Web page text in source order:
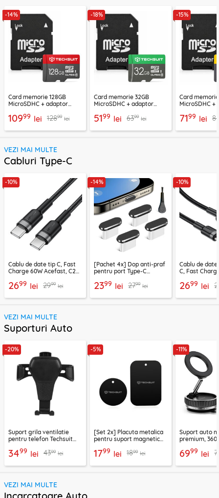
-14%
Card memorie 128GB
MicroSDHC + adaptor
10999 lei 12899 lei
-18%
Card memorie 32GB
MicroSDHC + adaptor
5199 lei 6399 lei
-15%
Card
MicroSDHC +
7199 lei
VEZI MAI MULTE
Cabluri Type-C
-10%
Cablu de date tip C, Fast
Charge 60W Acefast, C22-
2699 lei 2999 lei
-14%
[Pachet 4x] Dop anti-praf
pentru port Type-C
2399 lei 2799 lei
-10%
Cablu de date
C, Fast
2699 lei
VEZI MAI MULTE
Suporturi Auto
-20%
Suport grila ventilatie
pentru telefon Techsuit
3499 lei 4399 lei
-5%
[Set 2x] Placuta metalica
pentru suport magnetic
negru
1799 lei 1899 lei
-11%
Suport auto
premium,
6999 lei
VEZI MAI MULTE